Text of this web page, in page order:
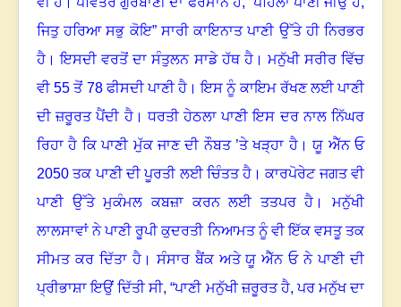
ਜਿਤੁ ਹਰਿਆ ਸਭੁ ਕੋਇ” ਸਾਰੀ ਕਾਇਨਾਤ ਪਾਣੀ ਉੱਤੇ ਹੀ ਨਿਰਭਰ
ਹੈ । ਇਸਦੀ ਵਰਤੋਂ ਦਾ ਸੰਤੁਲਨ ਸਾਡੇ ਹੱਥ ਹੈ। ਮਨੁੱਖੀ ਸਰੀਰ ਵਿੱਚ
ਵੀ 55 ਤੋਂ 78 ਫੀਸਦੀ ਪਾਣੀ ਹੈ ।ਇਸ ਨੂੰ ਕਾਇਮ ਰੱਖਣ ਲਈ ਪਾਣੀ
ਦੀ ਜ਼ਰੂਰਤ ਪੈਂਦੀ ਹੈ।ਧਰਤੀ ਹੇਠਲਾ ਪਾਣੀ ਇਸ ਦਰ ਨਾਲ ਨਿੱਘਰ
ਰਿਹਾ ਹੈ ਕਿ ਪਾਣੀ ਮੁੱਕ ਜਾਣ ਦੀ ਨੌਬਤ ’ਤੇ ਖੜ੍ਹਾ ਹੈ।ਯੂ ਐੱਨ ਓ
2050 ਤਕ ਪਾਣੀ ਦੀ ਪੂਰਤੀ ਲਈ ਚਿੰਤਤ ਹੈ ।ਕਾਰਪੋਰੇਟ ਜਗਤ ਵੀ
ਪਾਣੀ ਉੱਤੇ ਮੁਕੰਮਲ ਕਬਜ਼ਾ ਕਰਨ ਲਈ ਤਤਪਰ ਹੈ । ਮਨੁੱਖੀ
ਲਾਲਸਾਵਾਂ ਨੇ ਪਾਣੀ ਰੂਪੀ ਕੁਦਰਤੀ ਨਿਆਮਤ ਨੂੰ ਵੀ ਇੱਕ ਵਸਤੂ ਤਕ
ਸੀਮਤ ਕਰ ਦਿੱਤਾ ਹੈ। ਸੰਸਾਰ ਬੈਂਕ ਅਤੇ ਯੂ ਐੱਨ ਓ ਨੇ ਪਾਣੀ ਦੀ
ਪ੍ਰੀਭਾਸ਼ਾ ਇਉਂ ਦਿੱਤੀ ਸੀ, “ਪਾਣੀ ਮਨੁੱਖੀ ਜ਼ਰੂਰਤ ਹੈ,ਪਰ ਮਨੁੱਖ ਦਾ